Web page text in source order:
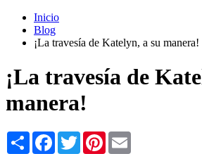
Inicio
Blog
¡La travesía de Katelyn, a su manera!
¡La travesía de
manera!
Share Facebook
TwitterPinterest